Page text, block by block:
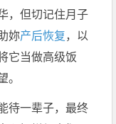
，但切记住月子
妳产后恢复，以
它当做高级饭
。
待一辈子，最终